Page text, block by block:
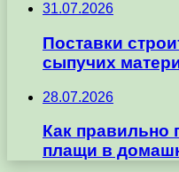
31.07.2026
Поставки
сыпучих
28.07.2026
Как правильно
плащи в